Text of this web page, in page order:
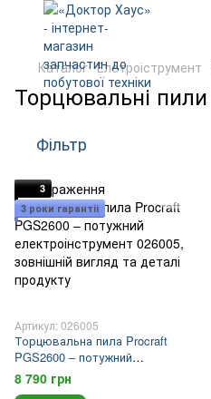
Каталог Елетроіструмент
Торцювальні пили
Фільтр
3
3 роки гарантіі
Артикул: 026005
Торцювальна пила Procraft
PGS2600 – потужний
електроінструмент
8 790 грн